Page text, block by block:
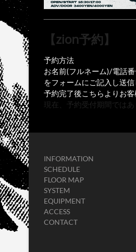
【zion予約】
予約方法
お名前(フルネーム)/電話
をフォームにご記入し送信
予約完了後こちらよりお
現在、予約受付期間ではあ
INFORMATION
SCHEDULE
FLOOR MAP
SYSTEM
EQUIPMENT
ACCESS
CONTACT